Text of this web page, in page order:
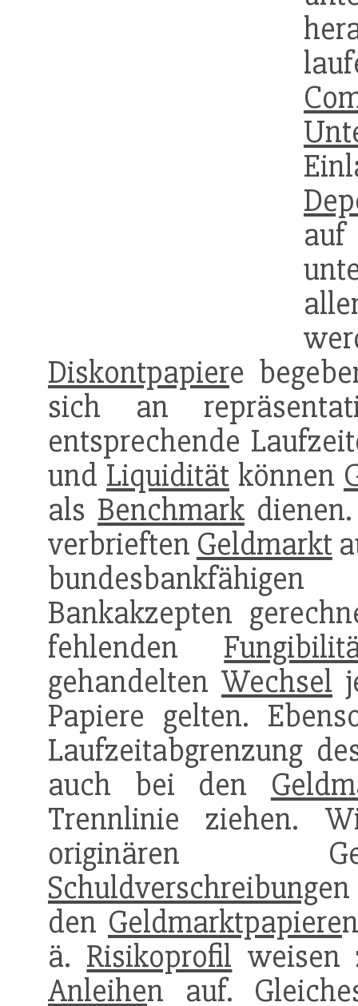
Diskontpapiere
sich an
entsprechende
und Liquidität können
als Benchmarkdienen.
verbrieften Geldmarkt
Bankakzepten
fehlenden
gehandelten Wechsel
Papiere gelten.
Laufzeitabgrenzung
auch bei den
Trennlinie ziehen.
originären
Schuldverschreibung
den Geldmarktpapiere
ä. Risikoprofil
Anleihen auf.